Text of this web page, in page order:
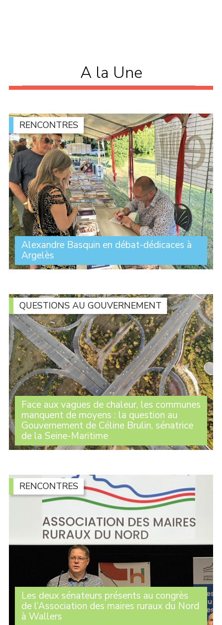
A la Une
RENCONTRES
Alexandre Basquin en débat-dédicaces à
Argelès
Une centaine de personnes ont assisté à l’intervention
cadre de son festival à Argelès. À la (...)
QUESTIONS AU GOUVERNEMENT
Face aux vagues de chaleur, les communes
manquent de moyens : la question au
Gouvernement de Céline Brulin, sénatrice
de la Seine-Maritime
Lors des Questions au Gouvernement, la sénatrice
communes d’agir comme elles le souhaiteraient (...)
RENCONTRES
Les deux sénateurs présents au congrès
de l’Association des maires ruraux du Nord
à Wallers